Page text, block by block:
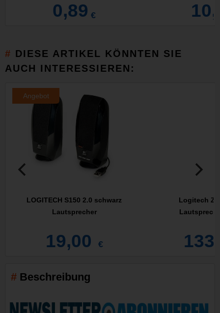
0,89 €
DIESE ARTIKEL KÖNNTEN SIE
AUCH INTERESSIEREN:
Angebot
LOGITECH S150 2.0 schwarz
Lautsprecher
19,00 €
Logitech
Beschreibung